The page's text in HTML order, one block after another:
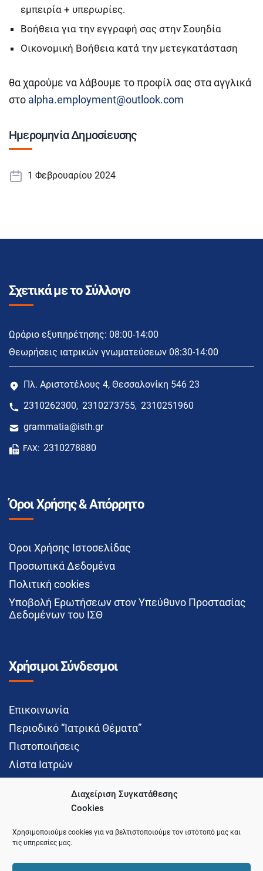
Διαχείριση Συγκατάθεσης
Cookies
Χρησιμοποιούμε cookies για να βελτιστοποιούμε τον ιστότοπό μας και
τις υπηρεσίες μας.
εμπειρία + υπερωρίες.
Βοήθεια για την εγγραφή σας στην Σουηδία
Οικονομική Βοήθεια κατά την μετεγκατάσταση
θα χαρούμε να λάβουμε το προφίλ σας στα αγγλικά
στο alpha.employment@outlook.com
Ημερομηνία Δημοσίευσης
1 Φεβρουαρίου 2024
Σχετικά με το Σύλλογο
Ωράριο εξυπηρέτησης: 08:00-14:00
Θεωρήσεις ιατρικών γνωματεύσεων 08:30-14:00
Πλ. Αριστοτέλους 4, Θεσσαλονίκη 546 23
2310262300, 2310273755, 2310251960
grammatia@isth.gr
FAX: 2310278880
Όροι Χρήσης & Απόρρητο
Όροι Χρήσης Ιστοσελίδας
Προσωπικά Δεδομένα
Πολιτική cookies
Υποβολή Ερωτήσεων στον Υπεύθυνο Προστασίας
Δεδομένων του ΙΣΘ
Χρήσιμοι Σύνδεσμοι
Επικοινωνία
Περιοδικό “Ιατρικά Θέματα”
Πιστοποιήσεις
Λίστα Ιατρών
Social Media